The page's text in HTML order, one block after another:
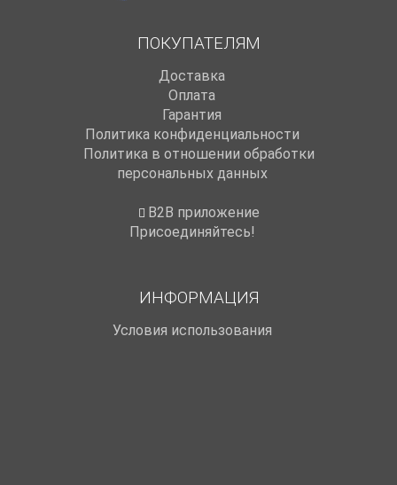
ПОКУПАТЕЛЯМ
Доставка
Оплата
Гарантия
Политика конфиденциальности
Политика в отношении обработки
персональных данных
B2B приложение
Присоединяйтесь!
ИНФОРМАЦИЯ
Условия использования